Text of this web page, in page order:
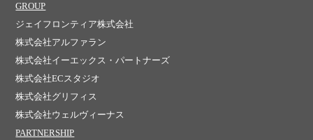
GROUP
ジェイフロンティア株式会社
株式会社アルファラン
株式会社イーエックス・パートナーズ
株式会社ECスタジオ
株式会社グリフィス
株式会社ウェルヴィーナス
PARTNERSHIP